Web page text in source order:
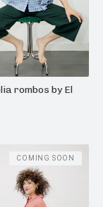
rombos by El
COMING SOON